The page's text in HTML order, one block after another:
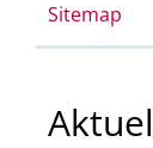
Sitemap